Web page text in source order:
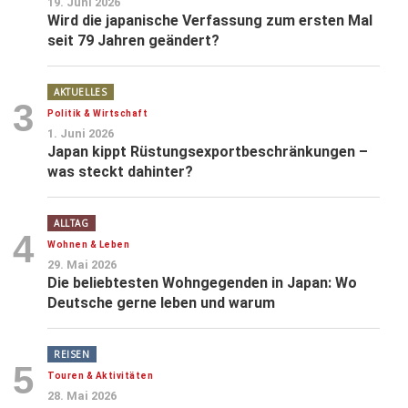
Wird die japanische Verfassung zum ersten Mal
seit 79 Jahren geändert?
3
AKTUELLES
Politik & Wirtschaft
1. Juni 2026
Japan kippt Rüstungsexportbeschränkungen –
was steckt dahinter?
4
ALLTAG
Wohnen & Leben
29. Mai 2026
Die beliebtesten Wohngegenden in Japan: Wo
Deutsche gerne leben und warum
5
REISEN
Touren & Aktivitäten
28. Mai 2026